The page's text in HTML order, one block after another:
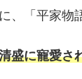
、「平家物
盛に寵愛さ